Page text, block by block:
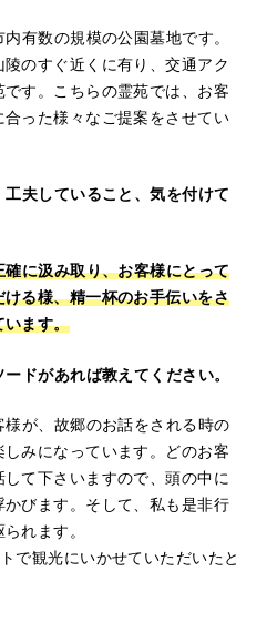
有数の規模の公園墓地です。
のすぐ近くに有り、交通アク
す。こちらの霊苑では、お客
った様々なご提案をさせてい
夫していること、気を付けて
に汲み取り、お客様にとって
る様、精一杯のお手伝いをさ
います。
ドがあれば教えてください。
が、故郷のお話をされる時の
みになっています。どのお客
て下さいますので、頭の中に
びます。そして、私も是非行
れます。
で観光にいかせていただいたと